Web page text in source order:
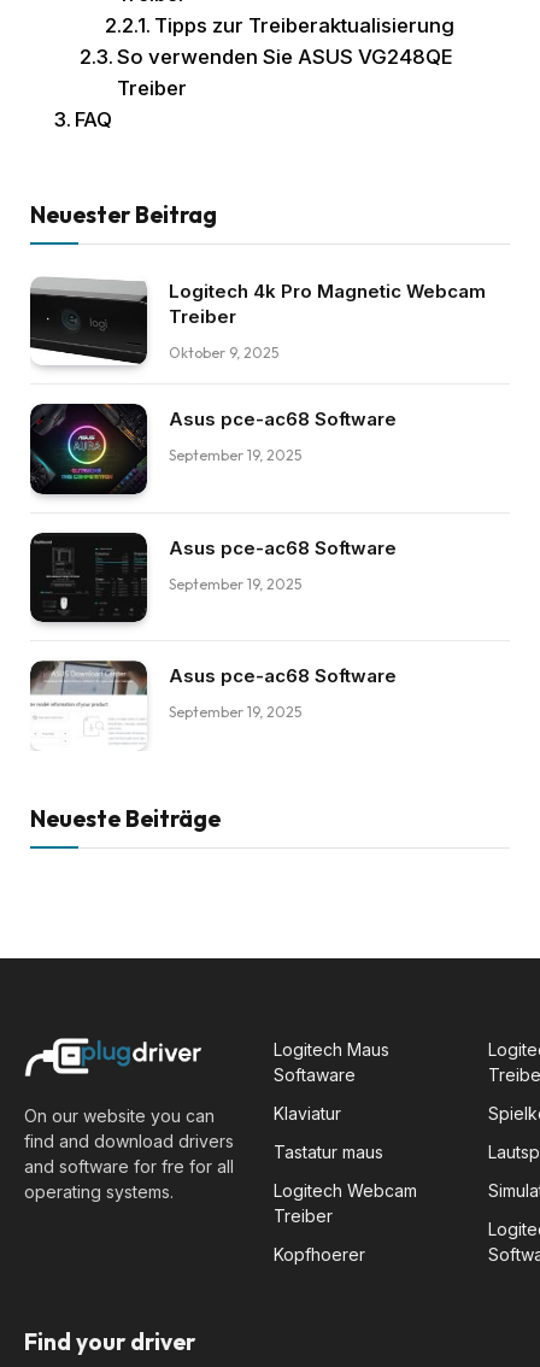
Tipps zur Treiberaktualisierung
So verwenden Sie ASUS VG248QE
Treiber
FAQ
Neuester Beitrag
Logitech 4k Pro Magnetic Webcam
Treiber
Oktober 9, 2025
Asus pce-ac68 Software
September 19, 2025
Asus pce-ac68 Software
September 19, 2025
Asus pce-ac68 Software
September 19, 2025
Neueste Beiträge
On our website you can
find and download drivers
and software for fre for all
operating systems.
Logitech Maus
Softaware
Klaviatur
Tastatur maus
Logitech Webcam
Treiber
Kopfhoerer
Find your driver